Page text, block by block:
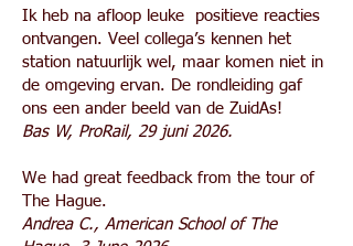
Ik heb na afloop leuke positieve reacties
ontvangen. Veel collega’s kennen het
station natuurlijk wel, maar komen niet in
de omgeving ervan. De rondleiding gaf
ons een ander beeld van de ZuidAs!
Bas W, ProRail, 29 juni 2026.
We had great feedback from the tour of
The Hague.
Andrea C., American School of The